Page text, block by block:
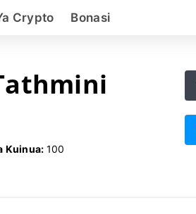
Crypto Bonasi
Kuinua: 100